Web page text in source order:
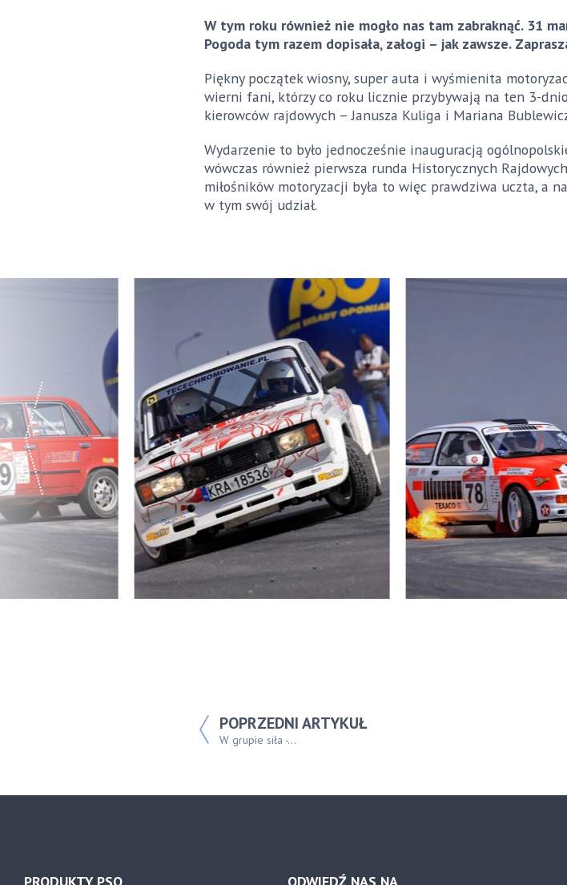
W tym roku również nie mogło nas tam zabraknąć. 31
Pogoda tym razem dopisała, załogi – jak zawsze.
Piękny początek wiosny, super auta i wyśmienita
wierni fani, którzy co roku licznie przybywają na ten 3-
kierowców rajdowych – Janusza Kuliga i Mariana
Wydarzenie to było jednocześnie inauguracją
wówczas również pierwsza runda Historycznych
miłośników motoryzacji była to więc prawdziwa uczta, a
w tym swój udział.
POPRZEDNI ARTYKUŁ
W grupie siła -...